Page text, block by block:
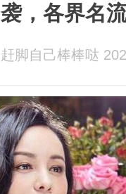
袭，各界名
赶脚自己棒棒哒